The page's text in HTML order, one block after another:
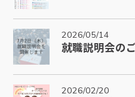
2026/05/14
就職説明会の
2026/02/20